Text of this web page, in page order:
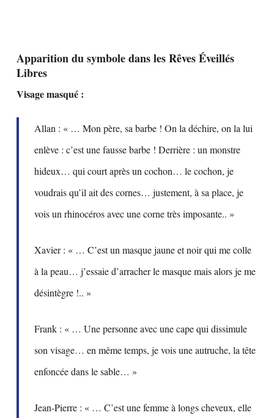
Apparition du symbole dans les Rêves Éveillés
Libres
Visage masqué :
Allan : « … Mon père, sa barbe ! On la déchire, on la lui
enlève : c’est une fausse barbe ! Derrière : un monstre
hideux… qui court après un cochon… le cochon, je
voudrais qu’il ait des cornes… justement, à sa place, je
vois un rhinocéros avec une corne très imposante.. »
Xavier : « … C’est un masque jaune et noir qui me colle
à la peau… j’essaie d’arracher le masque mais alors je me
désintègre !.. »
Frank : « … Une personne avec une cape qui dissimule
son visage… en même temps, je vois une autruche, la tête
enfoncée dans le sable… »
Jean-Pierre : « … C’est une femme à longs cheveux, elle